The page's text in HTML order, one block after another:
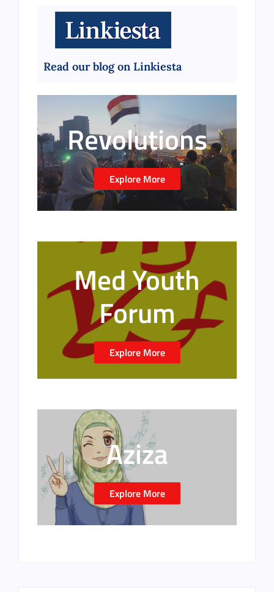
Read our blog on Linkiesta
Revolutions
Explore More
Med Youth
Forum
Explore More
Aziza
Explore More